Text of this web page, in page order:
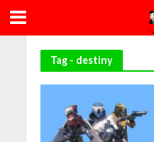
Tag - destiny